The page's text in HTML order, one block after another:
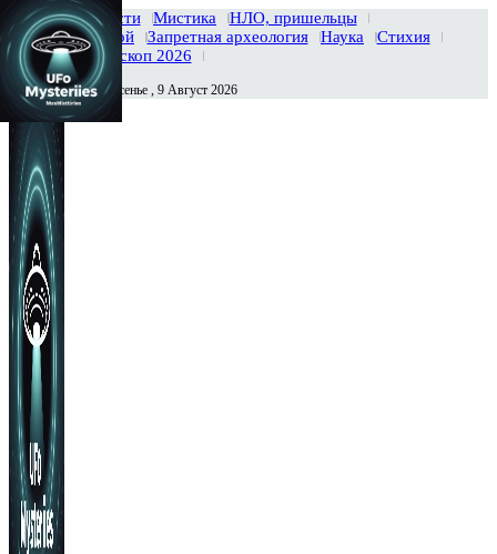
Главная Новости Мистика
НЛО, пришельцы
Тайны вселенной
Запретная археология Наука
Стихия
История
Гороскоп 2026
Сегодня Воскресенье , 9 Август 2026